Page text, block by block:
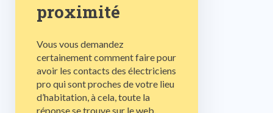
proximité
Vous vous demandez
certainement comment faire pour
avoir les contacts des électriciens
pro qui sont proches de votre lieu
d’habitation, à cela, toute la
réponse se trouve sur le web.